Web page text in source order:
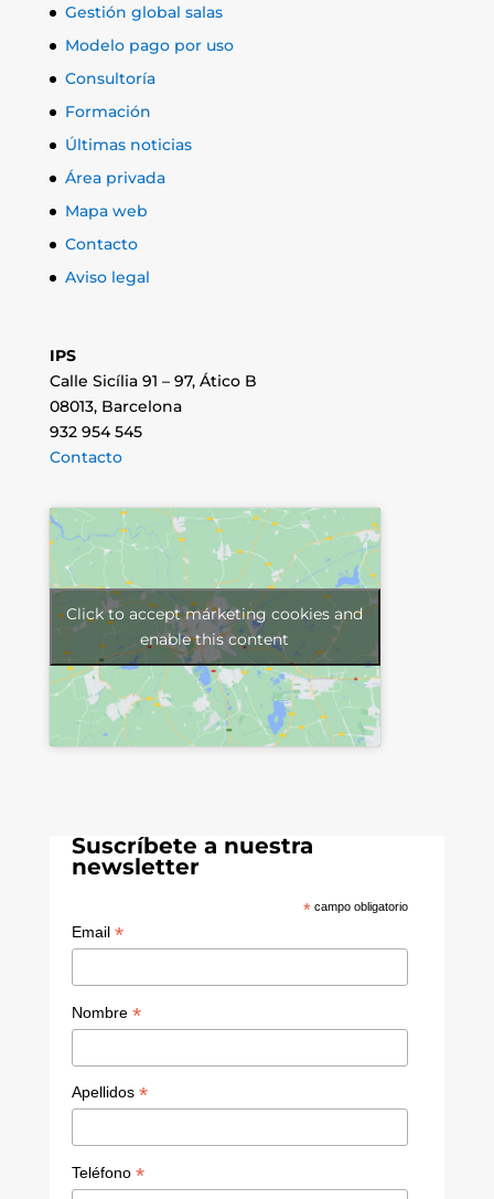
Gestión global salas
Modelo pago por uso
Consultoría
Formación
Últimas noticias
Área privada
Mapa web
Contacto
Aviso legal
IPS
Calle Sicília 91 – 97, Ático B
08013, Barcelona
932 954 545
Contacto
Click to accept márketing cookies and
enable this content
Suscríbete a nuestra
newsletter
* campo obligatorio
Email *
Nombre *
Apellidos *
Teléfono *